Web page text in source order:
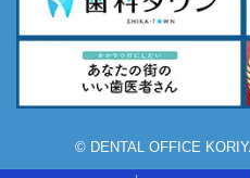
© DENTAL OFFICE